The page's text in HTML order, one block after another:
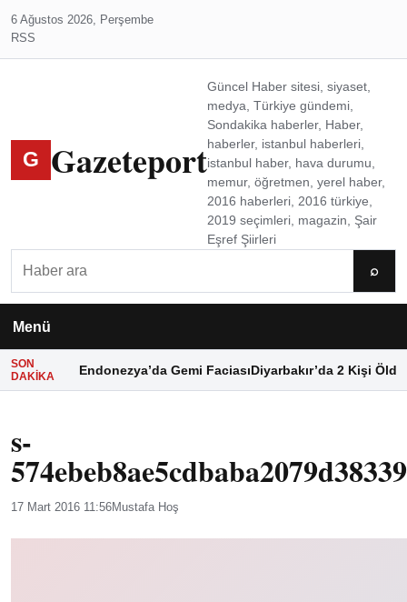
6 Ağustos 2026, Perşembe
RSS
G Gazeteport
Güncel Haber sitesi, siyaset,
medya, Türkiye gündemi,
Sondakika haberler, Haber,
haberler, istanbul haberleri,
istanbul haber, hava durumu,
memur, öğretmen, yerel haber,
2016 haberleri, 2016 türkiye,
2019 seçimleri, magazin, Şair
Eşref Şiirleri
⌕
Menü
SON
DAKIKA
Endonezya’da Gemi FaciasıDiyarbakır’da 2 Kişi Öldü
s-
17 Mart 2016 11:56Mustafa Hoş